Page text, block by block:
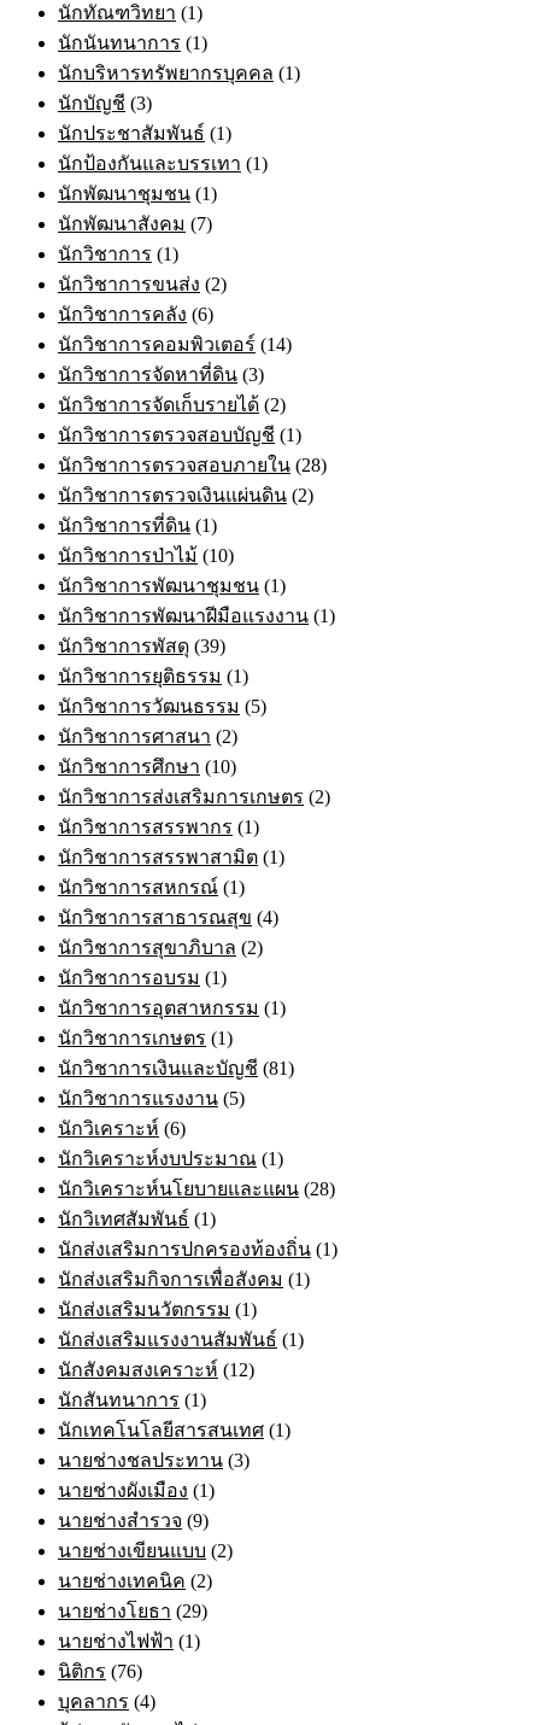
นักทัณฑวิทยา (1)
นักนันทนาการ (1)
นักบริหารทรัพยากรบุคคล (1)
นักบัญชี (3)
นักประชาสัมพันธ์ (1)
นักป้องกันและบรรเทา (1)
นักพัฒนาชุมชน (1)
นักพัฒนาสังคม (7)
นักวิชาการ (1)
นักวิชาการขนส่ง (2)
นักวิชาการคลัง (6)
นักวิชาการคอมพิวเตอร์ (14)
นักวิชาการจัดหาที่ดิน (3)
นักวิชาการจัดเก็บรายได้ (2)
นักวิชาการตรวจสอบบัญชี (1)
นักวิชาการตรวจสอบภายใน (28)
นักวิชาการตรวจเงินแผ่นดิน (2)
นักวิชาการที่ดิน (1)
นักวิชาการป่าไม้ (10)
นักวิชาการพัฒนาชุมชน (1)
นักวิชาการพัฒนาฝีมือแรงงาน (1)
นักวิชาการพัสดุ (39)
นักวิชาการยุติธรรม (1)
นักวิชาการวัฒนธรรม (5)
นักวิชาการศาสนา (2)
นักวิชาการศึกษา (10)
นักวิชาการส่งเสริมการเกษตร (2)
นักวิชาการสรรพากร (1)
นักวิชาการสรรพาสามิต (1)
นักวิชาการสหกรณ์ (1)
นักวิชาการสาธารณสุข (4)
นักวิชาการสุขาภิบาล (2)
นักวิชาการอบรม (1)
นักวิชาการอุตสาหกรรม (1)
นักวิชาการเกษตร (1)
นักวิชาการเงินและบัญชี (81)
นักวิชาการแรงงาน (5)
นักวิเคราะห์ (6)
นักวิเคราะห์งบประมาณ (1)
นักวิเคราะห์นโยบายและแผน (28)
นักวิเทศสัมพันธ์ (1)
นักส่งเสริมการปกครองท้องถิ่น (1)
นักส่งเสริมกิจการเพื่อสังคม (1)
นักส่งเสริมนวัตกรรม (1)
นักส่งเสริมแรงงานสัมพันธ์ (1)
นักสังคมสงเคราะห์ (12)
นักสันทนาการ (1)
นักเทคโนโลยีสารสนเทศ (1)
นายช่างชลประทาน (3)
นายช่างผังเมือง (1)
นายช่างสำรวจ (9)
นายช่างเขียนแบบ (2)
นายช่างเทคนิค (2)
นายช่างโยธา (29)
นายช่างไฟฟ้า (1)
นิติกร (76)
บุคลากร (4)